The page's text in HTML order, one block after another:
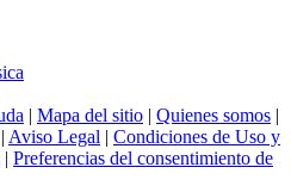
| Mapa del sitio | Quienes somos |
| Aviso Legal | Condiciones de Uso y
| Preferencias del consentimiento de